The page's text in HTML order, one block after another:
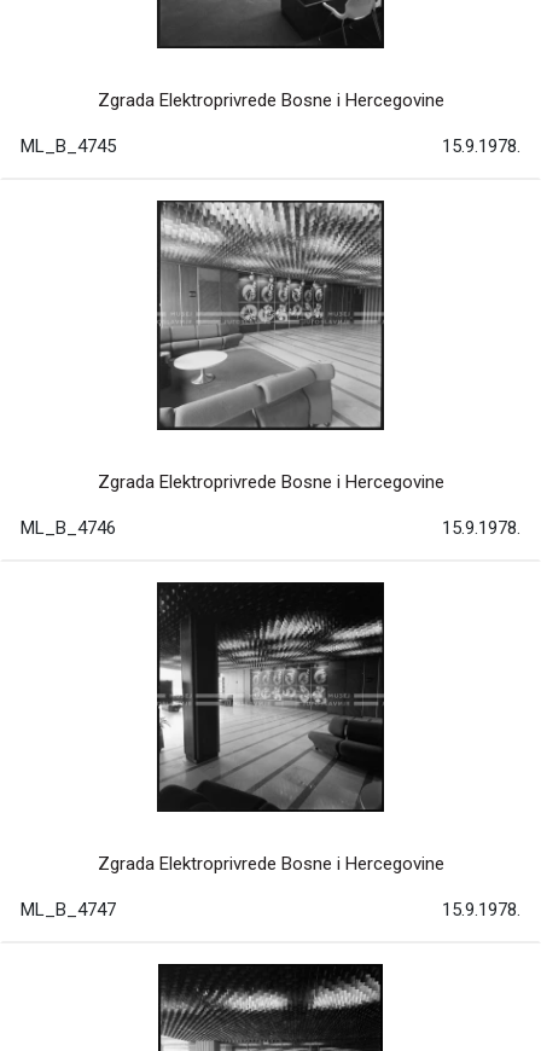
Zgrada Elektroprivrede Bosne i Hercegovine
ML_B_4745 15.9.1978.
Zgrada Elektroprivrede Bosne i Hercegovine
ML_B_4746 15.9.1978.
Zgrada Elektroprivrede Bosne i Hercegovine
ML_B_4747 15.9.1978.